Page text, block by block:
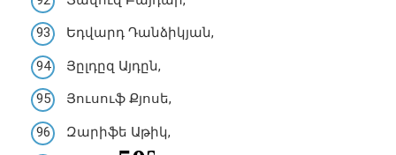
Եդվարդ Դանձիկյան,
Յըլդըզ Այդըն,
Յուսուֆ Քյոսե,
Զարիֆե Աթիկ,